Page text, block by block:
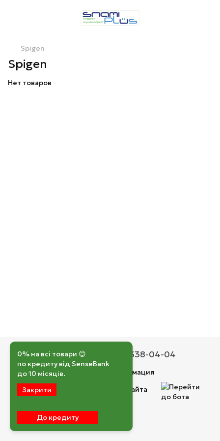
Spigen
Spigen
Нет товаров
050 193-42-43 067 338-04-04
Контактная информация
Полная версия сайта
Укр
0% на всі товари 😊
по кредиту від SenseBank
до 10 місяців.
Закрити
До кредиту